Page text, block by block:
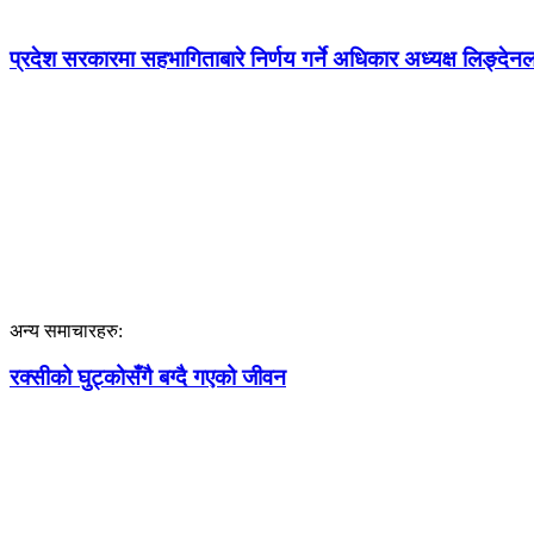
प्रदेश सरकारमा सहभागिताबारे निर्णय गर्ने अधिकार अध्यक्ष
अन्य समाचारहरु:
रक्सीको घुट्कोसँगै बग्दै गएको जीवन